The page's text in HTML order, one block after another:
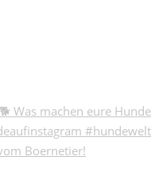
Boernetier!